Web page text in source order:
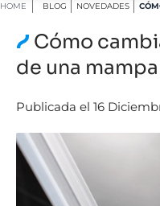
HOME BLOG NOVEDADES
Cómo
de una
Publicada el 16